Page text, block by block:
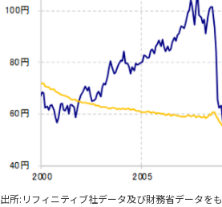
出所:リフィニティブ社データ及び財務省データを